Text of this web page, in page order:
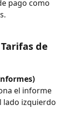
pago como
de
el informe
lado izquierdo